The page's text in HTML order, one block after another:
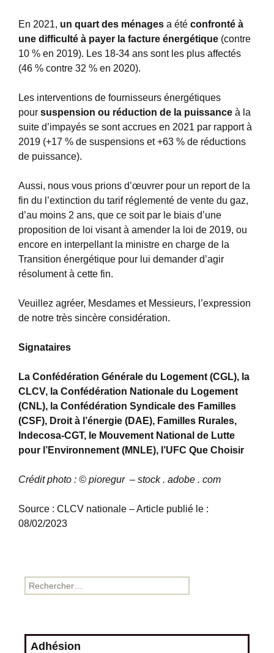
En 2021, un quart des ménages a été confronté à
une difficulté à payer la facture énergétique (contre
10 % en 2019). Les 18-34 ans sont les plus affectés
(46 % contre 32 % en 2020).
Les interventions de fournisseurs énergétiques
pour suspension ou réduction de la puissance à la
suite d’impayés se sont accrues en 2021 par rapport à
2019 (+17 % de suspensions et +63 % de réductions
de puissance).
Aussi, nous vous prions d’œuvrer pour un report de la
fin du l’extinction du tarif réglementé de vente du gaz,
d’au moins 2 ans, que ce soit par le biais d’une
proposition de loi visant à amender la loi de 2019, ou
encore en interpellant la ministre en charge de la
Transition énergétique pour lui demander d’agir
résolument à cette fin.
Veuillez agréer, Mesdames et Messieurs, l’expression
de notre très sincère considération.
Signataires
La Confédération Générale du Logement (CGL), la
CLCV, la Confédération Nationale du Logement
(CNL), la Confédération Syndicale des Familles
(CSF), Droit à l’énergie (DAE), Familles Rurales,
Indecosa-CGT, le Mouvement National de Lutte
pour l’Environnement (MNLE), l’UFC Que Choisir
Crédit photo : © pioregur – stock . adobe . com
Source : CLCV nationale – Article publié le :
08/02/2023
Adhésion